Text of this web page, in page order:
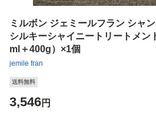
ミルボン ジェミールフラン シャ
シルキーシャイニートリートメン
ml＋400g）×1個
jemile fran
送料無料
3,546円